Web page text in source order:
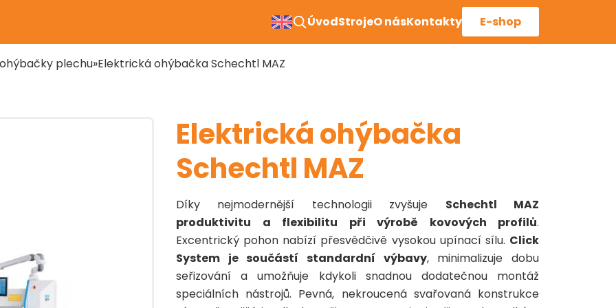
Hlavní
navigace
ÚvodStrojeO násKontakty E-shop
plechu Elektrická ohýbačka Schechtl MAZ
Elektrická ohýbačka
Schechtl MAZ
Díky nejmodernější technologii zvyšuje Schechtl MAZ
produktivitu a flexibilitu při výrobě kovových profilů.
Excentrický pohon nabízí přesvědčivě vysokou upínací sílu. Click
System je součástí standardní výbavy, minimalizuje dobu
seřizování a umožňuje kdykoli snadnou dodatečnou montáž
speciálních nástrojů. Pevná, nekroucená svařovaná konstrukce